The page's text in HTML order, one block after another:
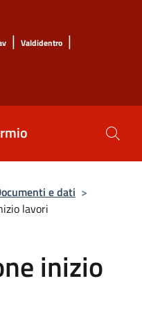
| Valdidentro |
e dati >
lavori
inizio